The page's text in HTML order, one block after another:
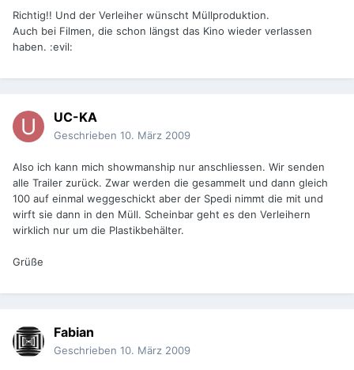
Richtig!! Und der Verleiher wünscht Müllproduktion.
Auch bei Filmen, die schon längst das Kino wieder verlassen
haben. :evil:
UC-KA
Geschrieben 10. März 2009
Also ich kann mich showmanship nur anschliessen. Wir senden
alle Trailer zurück. Zwar werden die gesammelt und dann gleich
100 auf einmal weggeschickt aber der Spedi nimmt die mit und
wirft sie dann in den Müll. Scheinbar geht es den Verleihern
wirklich nur um die Plastikbehälter.
Grüße
Fabian
Geschrieben 10. März 2009